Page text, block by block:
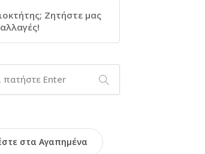
Ζητήστε μας
αλλαγές!
στα Αγαπημένα